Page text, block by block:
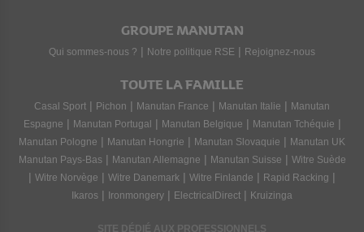
GROUPE MANUTAN
Qui sommes-nous ? | Notre politique RSE | Rejoignez-nous
TOUTE LA FAMILLE
Casal Sport | Pichon | Manutan France | Manutan Italie | Manutan
Espagne | Manutan Portugal | Manutan Belgique | Manutan Tchéquie |
Manutan Pologne | Manutan Hongrie | Manutan Slovaquie | Manutan UK
Manutan Pays-Bas | Manutan Allemagne | Manutan Suisse | Witre Suède
| Witre Norvège | Witre Danemark | Witre Finlande | Rapid Racking |
Ikaros | Ironmongery | ElectricalDirect | Kruizinga
SITE DÉDIÉ AUX PROFESSIONNELS